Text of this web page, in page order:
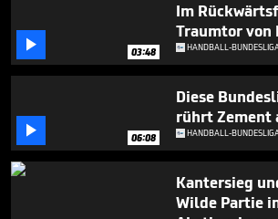
 03:48
Im
Traumtor von
HANDBALL-
 06:08
Diese
rührt Zement
HANDBALL-
Kantersieg
Wilde Partie